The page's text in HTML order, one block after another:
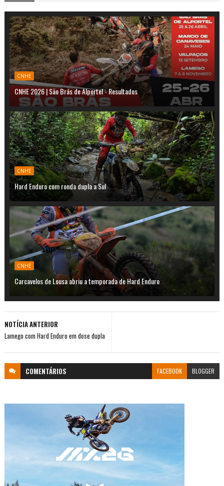
CNHE
CNHE 2026 | São Brás de Alportel - Resultados
CNHE
Hard Enduro com ronda dupla a Sul
CNHE
Carcavelos de Lousa abriu a temporada de Hard Enduro
NOTÍCIA ANTERIOR
Lamego com Hard Enduro em dose dupla
COMENTÁRIOS FACEBOOK BLOGGER